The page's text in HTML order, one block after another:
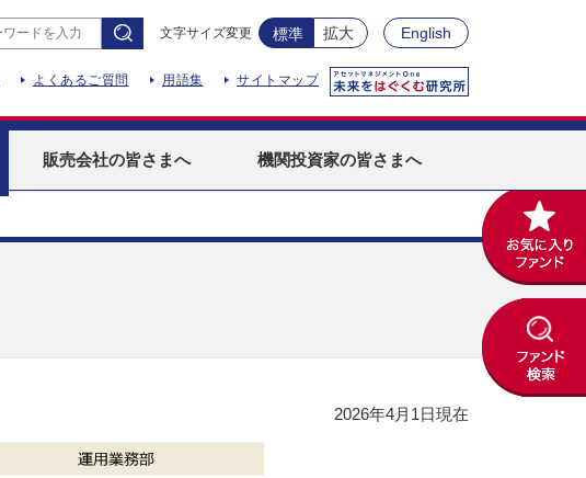
文字サイズ変更 標準 拡大 English
よくあるご質問 用語集 サイトマップ
販売会社の皆さまへ 機関投資家の皆さまへ
2026年4月1日現在